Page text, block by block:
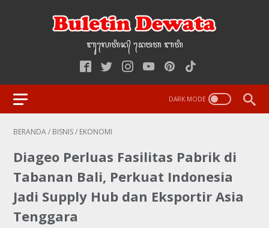
ᬩᬸ᭢ᬮᬢᬶᬦ᭄‌ ᭢ᬤᬯᬢ‌‌‌ ᬩᬢᬶ
BERANDA/ BISNIS/ EKONOMI
Diageo Perluas Fasilitas Pabrik di
Tabanan Bali, Perkuat Indonesia
Jadi Supply Hub dan Eksportir Asia
Tenggara